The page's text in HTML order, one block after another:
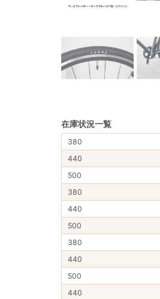
在庫状況一覧
380
440
500
380
440
500
380
440
500
440